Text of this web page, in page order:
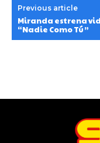
Previous article
Miranda estrena
“Nadie Como Tú”